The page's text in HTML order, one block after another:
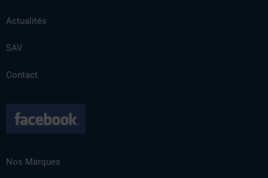
Actualités
SAV
Contact
Nos Marques